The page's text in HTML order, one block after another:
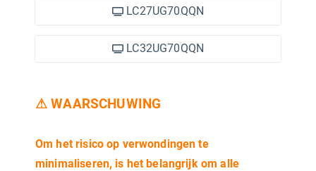
LC27UG70QQN
LC32UG70QQN
⚠ WAARSCHUWING
Om het risico op verwondingen te
minimaliseren, is het belangrijk om alle